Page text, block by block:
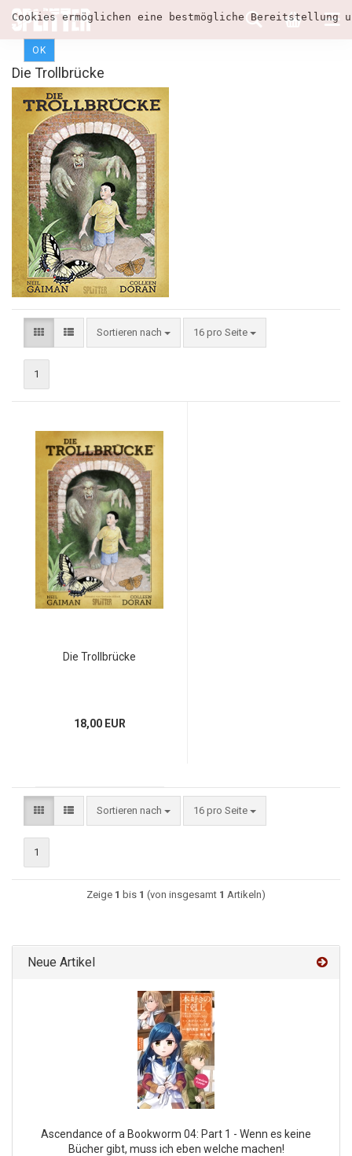
Cookies ermöglichen eine bestmögliche
OK
Die Trollbrücke
Sortieren nach 16 pro Seite
1
Die Trollbrücke
18,00 EUR
Sortieren nach 16 pro Seite
1
Zeige 1 bis 1 (von insgesamt 1 Artikeln)
Neue Artikel
Ascendance of a Bookworm 04: Part 1 - Wenn es keine
Bücher gibt, muss ich eben welche machen!